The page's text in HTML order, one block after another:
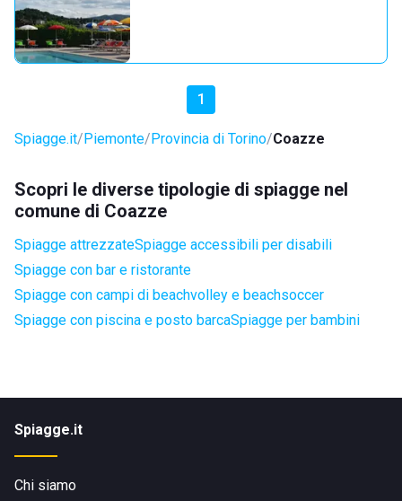
1
Spiagge.it Piemonte Provincia di Torino Coazze
Scopri le diverse tipologie di spiagge nel
comune di Coazze
Spiagge attrezzateSpiagge accessibili per disabili
Spiagge con bar e ristorante
Spiagge con campi di beachvolley e beachsoccer
Spiagge con piscina e posto barcaSpiagge per bambini
Spiagge.it
Chi siamo